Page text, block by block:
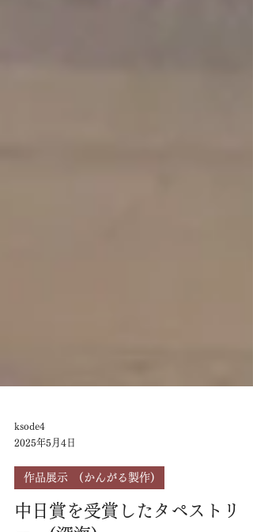
ksode4
2025年5月4日